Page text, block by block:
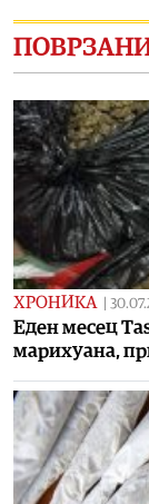
ХРОНИКА
Еден месец
марихуана,